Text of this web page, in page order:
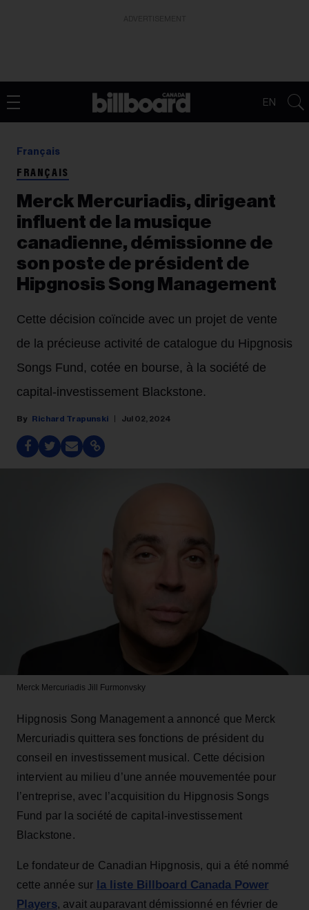
EN
Français
FRANÇAIS
Merck Mercuriadis, dirigeant
influent de la musique
canadienne, démissionne de
son poste de président de
Hipgnosis Song Management
Cette décision coïncide avec un projet de vente
de la précieuse activité de catalogue du Hipgnosis
Songs Fund, cotée en bourse, à la société de
capital-investissement Blackstone.
Richard Trapunski Jul 02, 2024
Merck Mercuriadis Jill Furmonvsky
Hipgnosis Song Management a annoncé que Merck
Mercuriadis quittera ses fonctions de président du
conseil en investissement musical. Cette décision
intervient au milieu d’une année mouvementée pour
l’entreprise, avec l’acquisition du Hipgnosis Songs
Fund par la société de capital-investissement
Blackstone.
Le fondateur de Canadian Hipgnosis, qui a été nommé
cette année sur la liste Billboard Canada Power
Players, avait auparavant démissionné en février de